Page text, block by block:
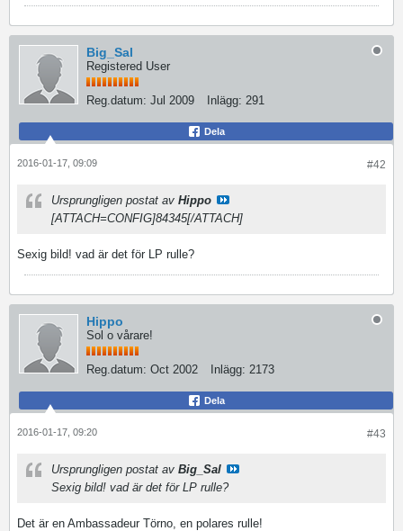
Big_Sal
Registered User
Reg.datum: Jul 2009 Inlägg: 291
Dela
#42
2016-01-17, 09:09
Ursprungligen postat av Hippo
[ATTACH=CONFIG]84345[/ATTACH]
Sexig bild! vad är det för LP rulle?
Hippo
Sol o vårare!
Reg.datum: Oct 2002 Inlägg: 2173
Dela
#43
2016-01-17, 09:20
Ursprungligen postat av Big_Sal
Sexig bild! vad är det för LP rulle?
Det är en Ambassadeur Törno, en polares rulle!